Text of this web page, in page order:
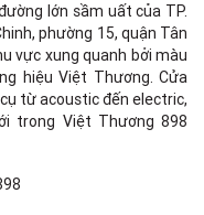
lớn sầm uất của TP.
phường 15, quận Tân
vực xung quanh bởi màu
hiệu Việt Thương. Cửa
từ acoustic đến electric,
trong Việt Thương 898